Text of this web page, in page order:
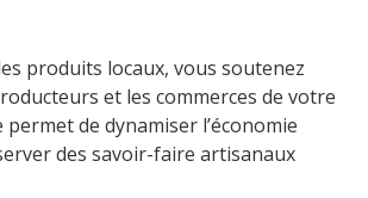
produits locaux, vous soutenez
et les commerces de votre
permet de dynamiser l’économie
des savoir-faire artisanaux